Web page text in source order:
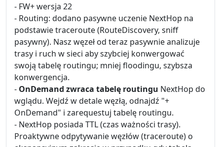
- FW+ wersja 22
- Routing: dodano pasywne uczenie NextHop na
podstawie traceroute (RouteDiscovery, sniff
pasywny). Nasz węzeł od teraz pasywnie analizuje
trasy i ruch w sieci aby szybciej konwergować
swoją tabelę routingu; mniej floodingu, szybsza
konwergencja.
- OnDemand zwraca tabelę routingu NextHop do
wglądu. Wejdź w detale węzłą, odnajdź "+
OnDemand" i zarequestuj tabelę routingu.
- NextHop posiada TTL (czas ważności trasy).
Proaktywne odpytywanie węzłów (traceroute) o